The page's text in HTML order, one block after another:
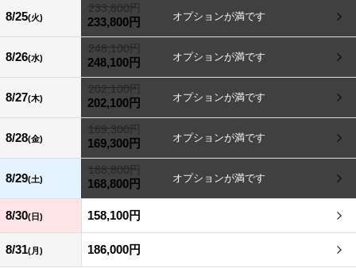
8/25(火)
233,800円
233,800円
8/26(水)
248,100円
248,100円
8/27(木)
202,100円
202,100円
8/28(金)
169,300円
169,300円
8/29(土)
168,800円
168,800円
8/30(日) 158,100円
8/31(月) 186,000円